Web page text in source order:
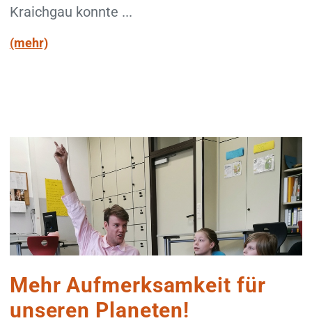
Kraichgau konnte ...
(mehr)
Mehr Aufmerksamkeit für
unseren Planeten!